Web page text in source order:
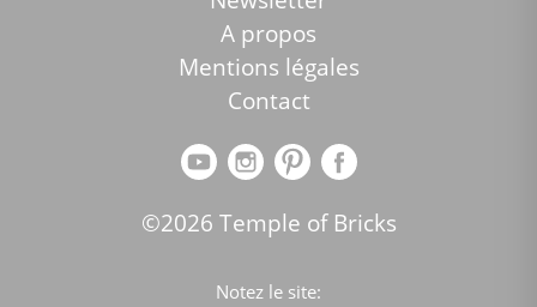
A propos
Mentions légales
Contact
©2026 Temple of Bricks
Notez le site: